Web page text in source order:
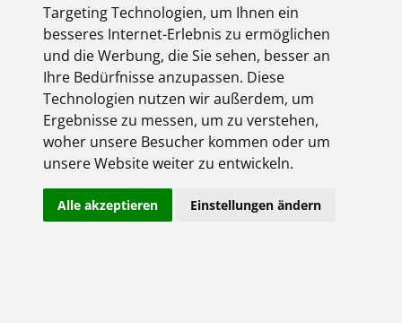
Targeting Technologien, um Ihnen ein
besseres Internet-Erlebnis zu ermöglichen
und die Werbung, die Sie sehen, besser an
Ihre Bedürfnisse anzupassen. Diese
Technologien nutzen wir außerdem, um
Ergebnisse zu messen, um zu verstehen,
woher unsere Besucher kommen oder um
unsere Website weiter zu entwickeln.
Alle akzeptieren Einstellungen ändern
Elbridge 2.0